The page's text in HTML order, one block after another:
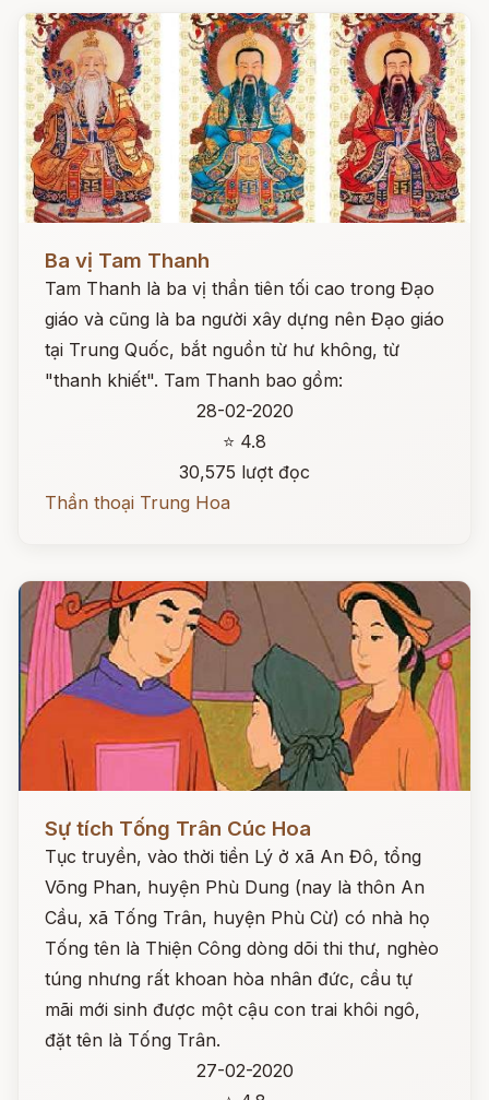
Ba vị Tam Thanh
Tam Thanh là ba vị thần tiên tối cao trong Đạo
giáo và cũng là ba người xây dựng nên Đạo giáo
tại Trung Quốc, bắt nguồn từ hư không, từ
"thanh khiết". Tam Thanh bao gồm:
28-02-2020
⭐ 4.8
30,575 lượt đọc
Thần thoại Trung Hoa
Sự tích Tống Trân Cúc Hoa
Tục truyền, vào thời tiền Lý ở xã An Đô, tổng
Võng Phan, huyện Phù Dung (nay là thôn An
Cầu, xã Tống Trân, huyện Phù Cừ) có nhà họ
Tống tên là Thiện Công dòng dõi thi thư, nghèo
túng nhưng rất khoan hòa nhân đức, cầu tự
mãi mới sinh được một cậu con trai khôi ngô,
đặt tên là Tống Trân.
27-02-2020